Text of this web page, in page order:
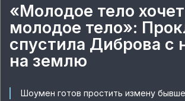
«Молодое тело хочет
молодое тело»:
спустила Диброва с
на землю
Шоумен готов простить измену